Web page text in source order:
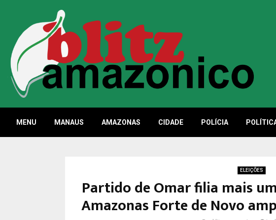
MENU MANAUS AMAZONAS CIDADE POLÍCIA
ELEIÇÕES
Partido de Omar filia mais
Amazonas Forte de Novo